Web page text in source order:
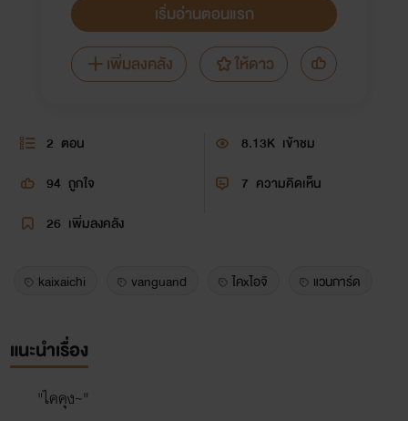
เริ่มอ่านตอนแรก
เพิ่มลงคลัง
ให้ดาว
2 ตอน 8.13K เข้าชม
94 ถูกใจ 7 ความคิดเห็น
26 เพิ่มลงคลัง
kaixaichi vanguand ไคxไอจิ แวนการ์ด
แนะนำเรื่อง
"ไคคุง~"